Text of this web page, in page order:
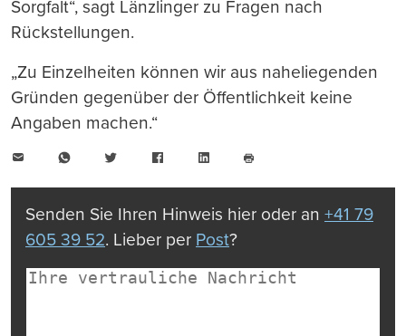
Sorgfalt“, sagt Länzlinger zu Fragen nach
Rückstellungen.
„Zu Einzelheiten können wir aus naheliegenden
Gründen gegenüber der Öffentlichkeit keine
Angaben machen.“
WhatsAppTwitter FacebookLinkedIn
drucken
Senden Sie Ihren Hinweis hier oder an +41 79
605 39 52. Lieber per Post?